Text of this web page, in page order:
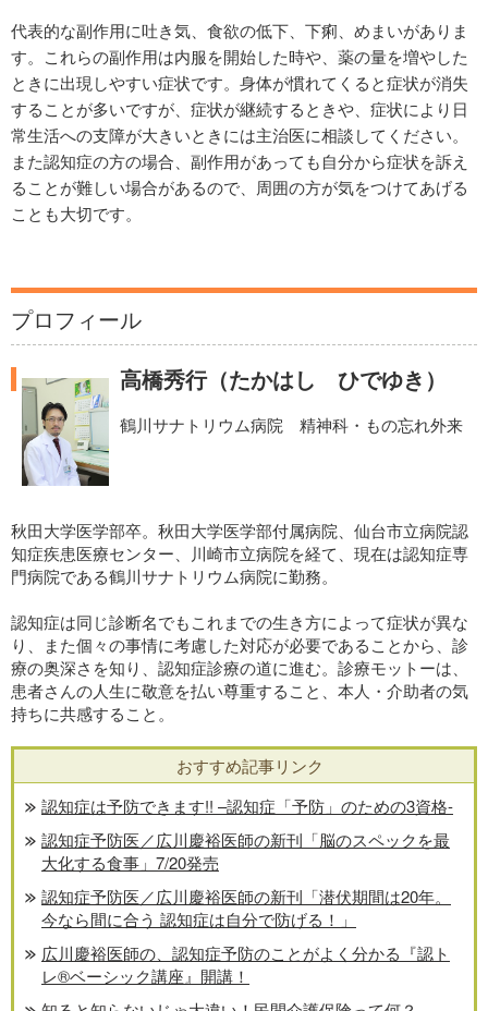
代表的な副作用に吐き気、食欲の低下、下痢、めまいがありま
す。これらの副作用は内服を開始した時や、薬の量を増やした
ときに出現しやすい症状です。身体が慣れてくると症状が消失
することが多いですが、症状が継続するときや、症状により日
常生活への支障が大きいときには主治医に相談してください。
また認知症の方の場合、副作用があっても自分から症状を訴え
ることが難しい場合があるので、周囲の方が気をつけてあげる
ことも大切です。
プロフィール
高橋秀行（たかはし ひでゆき）
鶴川サナトリウム病院 精神科・もの忘れ外来
秋田大学医学部卒。秋田大学医学部付属病院、仙台市立病院認
知症疾患医療センター、川崎市立病院を経て、現在は認知症専
門病院である鶴川サナトリウム病院に勤務。
認知症は同じ診断名でもこれまでの生き方によって症状が異な
り、また個々の事情に考慮した対応が必要であることから、診
療の奥深さを知り、認知症診療の道に進む。診療モットーは、
患者さんの人生に敬意を払い尊重すること、本人・介助者の気
持ちに共感すること。
おすすめ記事リンク
認知症は予防できます!! –認知症「予防」のための3資格-
認知症予防医／広川慶裕医師の新刊「脳のスペックを最
大化する食事」7/20発売
認知症予防医／広川慶裕医師の新刊「潜伏期間は20年。
今なら間に合う 認知症は自分で防げる！」
広川慶裕医師の、認知症予防のことがよく分かる『認ト
レ®️ベーシック講座』開講！